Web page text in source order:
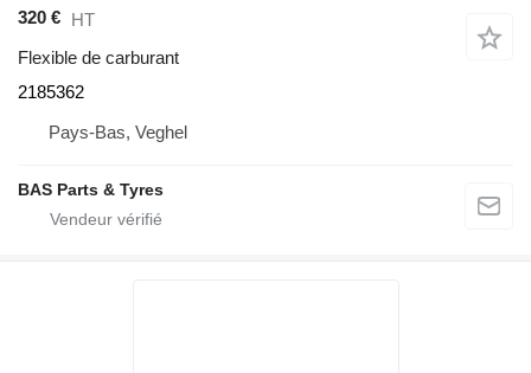
320 € HT
Flexible de carburant
2185362
Pays-Bas, Veghel
BAS Parts & Tyres